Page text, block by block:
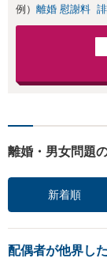
例） 離婚 慰謝料
離婚・男女問題
新着順
配偶者が他界し